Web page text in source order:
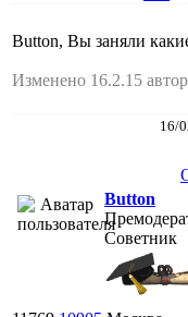
Button, Вы заняли
Изменено 16.2.15
16/
Button
Советник